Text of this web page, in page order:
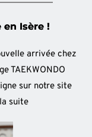
en Isère !
arrivée chez
TAEKWONDO
sur notre site
suite